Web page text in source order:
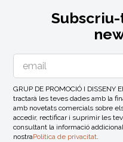
GRUP DE PROMOCIÓ I
tractarà les teves dades amb la
amb novetats comercials sobre
accedir, rectificar i suprimir les
consultant la informació
nostraPolitica de privacitat.